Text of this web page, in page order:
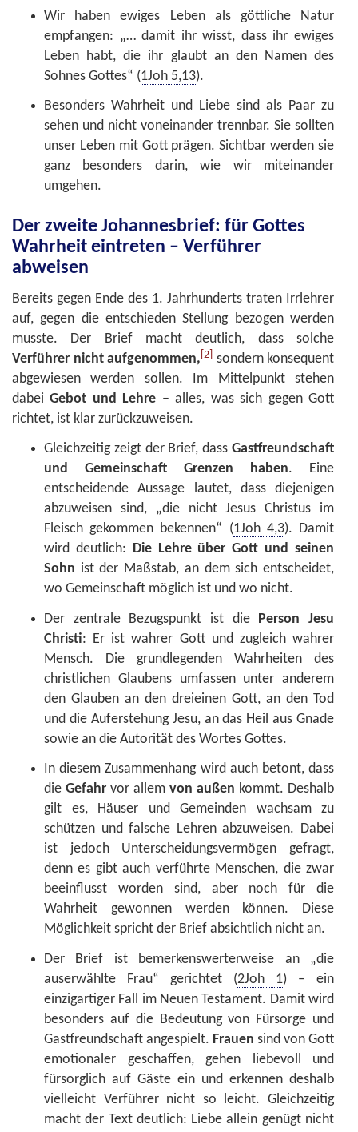
Wir haben ewiges Leben als göttliche Natur
empfangen: „… damit ihr wisst, dass ihr ewiges
Leben habt, die ihr glaubt an den Namen des
Sohnes Gottes“ (1Joh 5,13).
Besonders Wahrheit und Liebe sind als Paar zu
sehen und nicht voneinander trennbar. Sie sollten
unser Leben mit Gott prägen. Sichtbar werden sie
ganz besonders darin, wie wir miteinander
umgehen.
Der zweite Johannesbrief: für Gottes
Wahrheit eintreten – Verführer
abweisen
Bereits gegen Ende des 1. Jahrhunderts traten Irrlehrer
auf, gegen die entschieden Stellung bezogen werden
musste. Der Brief macht deutlich, dass solche
Verführer nicht aufgenommen, [2] sondern konsequent
abgewiesen werden sollen. Im Mittelpunkt stehen
dabeiGebot und Lehre – alles, was sich gegen Gott
richtet, ist klar zurückzuweisen.
Gleichzeitig zeigt der Brief, dass Gastfreundschaft
und Gemeinschaft Grenzen haben. Eine
entscheidende Aussage lautet, dass diejenigen
abzuweisen sind, „die nicht Jesus Christus im
Fleisch gekommen bekennen“ (1Joh 4,3). Damit
wird deutlich: Die Lehre über Gott und seinen
Sohn ist der Maßstab, an dem sich entscheidet,
wo Gemeinschaft möglich ist und wo nicht.
Der zentrale Bezugspunkt ist die
Person Jesu
Christi: Er ist wahrer Gott und zugleich wahrer
Mensch. Die grundlegenden Wahrheiten des
christlichen Glaubens umfassen unter anderem
den Glauben an den dreieinen Gott, an den Tod
und die Auferstehung Jesu, an das Heil aus Gnade
sowie an die Autorität des Wortes Gottes.
In diesem Zusammenhang wird auch betont, dass
die Gefahr vor allem von außen kommt. Deshalb
gilt es, Häuser und Gemeinden wachsam zu
schützen und falsche Lehren abzuweisen. Dabei
ist jedoch Unterscheidungsvermögen gefragt,
denn es gibt auch verführte Menschen, die zwar
beeinflusst worden sind, aber noch für die
Wahrheit gewonnen werden können. Diese
Möglichkeit spricht der Brief absichtlich nicht an.
Der Brief ist bemerkenswerterweise an „die
auserwählte Frau“ gerichtet (2Joh 1) – ein
einzigartiger Fall im Neuen Testament. Damit wird
besonders auf die Bedeutung von Fürsorge und
Gastfreundschaft angespielt. Frauen sind von Gott
emotionaler geschaffen, gehen liebevoll und
fürsorglich auf Gäste ein und erkennen deshalb
vielleicht Verführer nicht so leicht. Gleichzeitig
macht der Text deutlich: Liebe allein genügt nicht